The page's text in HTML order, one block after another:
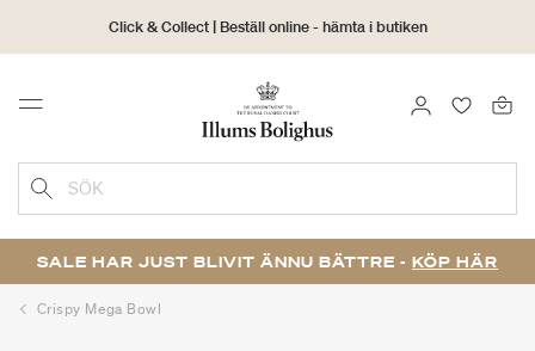
Click & Collect | Beställ online - hämta i butiken
30 dagars returrätt
Menu LOGGA IN
SÖK
SALE HAR JUST BLIVIT ÄNNU BÄTTRE - KÖP HÄR
Crispy Mega Bowl